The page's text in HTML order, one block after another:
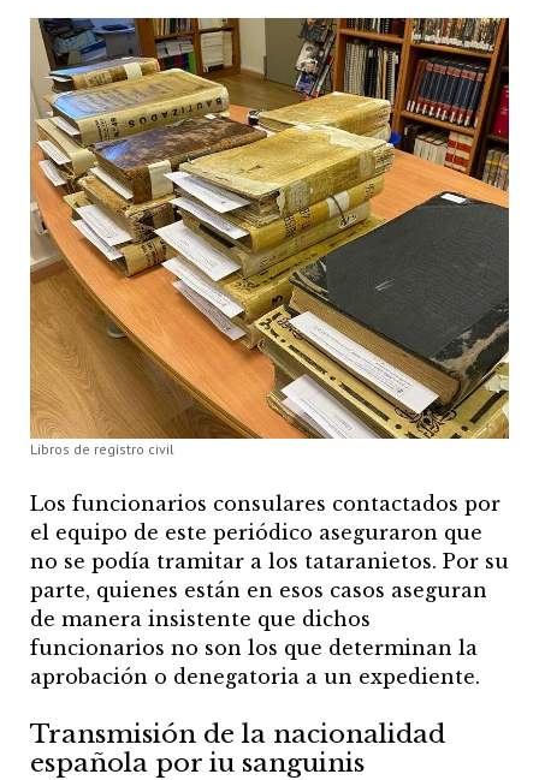
Libros de registro civil
Los funcionarios consulares contactados por
el equipo de este periódico aseguraron que
no se podía tramitar a los tataranietos. Por su
parte, quienes están en esos casos aseguran
de manera insistente que dichos
funcionarios no son los que determinan la
aprobación o denegatoria a un expediente.
Transmisión de la nacionalidad
española por iu sanguinis